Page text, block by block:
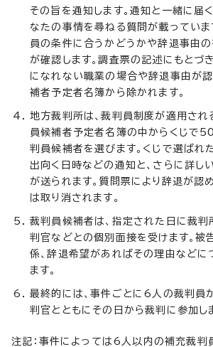
その旨を通知します。通知と一緒に届く
なたの事情を尋ねる質問が載っていま
員の条件に合うかどうかや辞退事由
が確認します。調査票の記述にもとづ
になれない職業の場合や辞退事由が
補者予定者名簿から除かれます。
地方裁判所は、裁判員制度が適用され
員候補者予定者名簿の中からくじで
判員候補者を選びます。くじで選ばれ
出向く日時などの通知と、さらに詳し
が送られます。質問票により辞退が認
は取り消されます。
裁判員候補者は、指定された日に裁判
判官などとの個別面接を受けます。被
係、辞退希望があればその理由などに
ます。
最終的には、事件ごとに6人の裁判員
判官とともにその日から裁判に参加し
注記：事件によっては6人以内の補充裁判